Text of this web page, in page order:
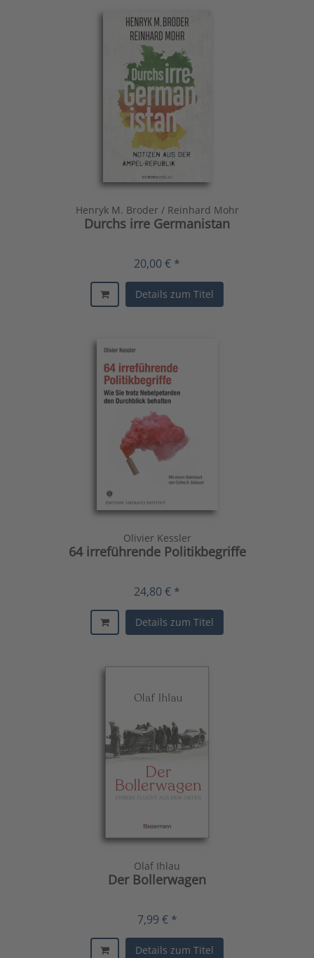
Henryk M. Broder / Reinhard Mohr
Durchs irre Germanistan
20,00 € *
Details zum Titel
Olivier Kessler
64 irreführende Politikbegriffe
24,80 € *
Details zum Titel
Olaf Ihlau
Der Bollerwagen
7,99 € *
Details zum Titel